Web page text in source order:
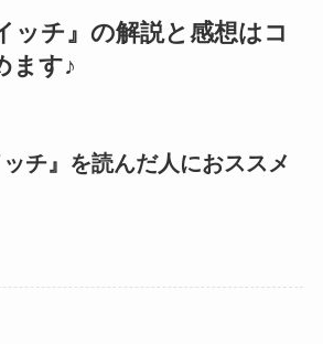
ッチ』の解説と感想はコ
ます♪
ッチ』を読んだ人におススメ